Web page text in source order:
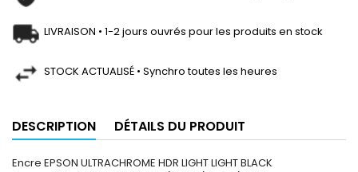
LIVRAISON • 1-2 jours ouvrés pour les produits en stock
STOCK ACTUALISÉ • Synchro toutes les heures
DESCRIPTION DÉTAILS DU PRODUIT
Encre EPSON ULTRACHROME HDR LIGHT LIGHT BLACK